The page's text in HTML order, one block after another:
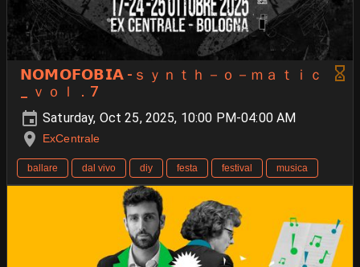
𝗡𝗢𝗠𝗢𝗙𝗢𝗕𝗜𝗔 -ｓｙｎｔｈ－ｏ－ｍａｔｉｃ
_ ｖｏｌ．7
Saturday, Oct 25, 2025, 10:00 PM-04:00 AM
ExCentrale
ballare dal vivo diy festa festival musica